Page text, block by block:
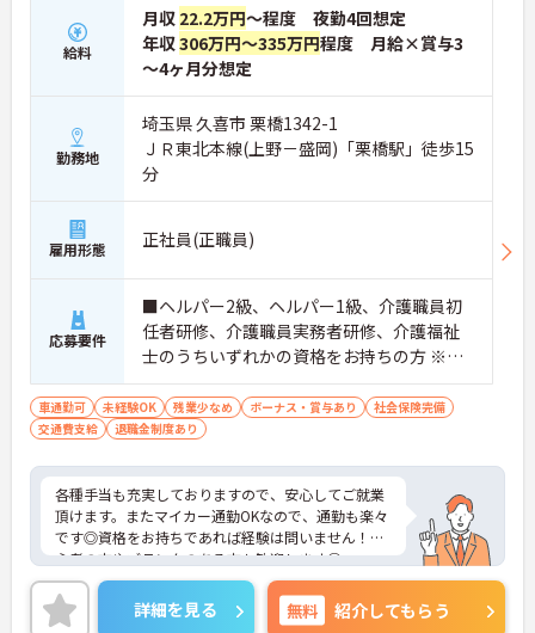
★おすすめPOINT★
・広域支援員として複数のホームを巡るため、各ホ
ームのパートスタッフの教育やサポートにも携わる
ことができ、現場の介助業務にとどまらず、施設運
営や人材育成の視点を養うことで、将来のエリアマ
ネージャー候補としてのステップアップに直結しま
す。
・定年70歳、再雇用75歳までという業界屈指の制度
があり、20代から60代まで幅広い年代が活躍してい
ます。年間休日も114日確保されているため、無理
なく長期的なキャリアを築いていただけます。
に加え、ソフト面でも「献立の事前決定・レシピ完
備」により現場の負担が大幅に軽減されています。
ご利用者様の安全性はもちろん、働くスタッフにと
保って業務に集中できます。
給料
月収 22.2万円～程度 夜勤4回想定
年収306万円～335万円程度 月給×賞与3
～4ヶ月分想定
勤務地
埼玉県 久喜市 栗橋1342-1
ＪＲ東北本線(上野－盛岡)「栗橋駅」徒歩15
分
雇用形態 正社員(正職員)
応募要件
■ヘルパー2級、ヘルパー1級、介護職員初
任者研修、介護職員実務者研修、介護福祉
士のうちいずれかの資格をお持ちの方 ※無
資格の方は応相談
車通勤可 未経験OK 残業少なめ ボーナス・賞与あり
社会保険完備
交通費支給
退職金制度あり
各種手当も充実しておりますので、安心してご就業
頂けます。またマイカー通勤OKなので、通勤も楽々
です◎資格をお持ちであれば経験は問いません！初
心者の方やブランクのある方も歓迎します◎
ご興味のある方は、マイナビ介護職までお問い合わ
せください。詳細を見る 無料 紹介してもらう